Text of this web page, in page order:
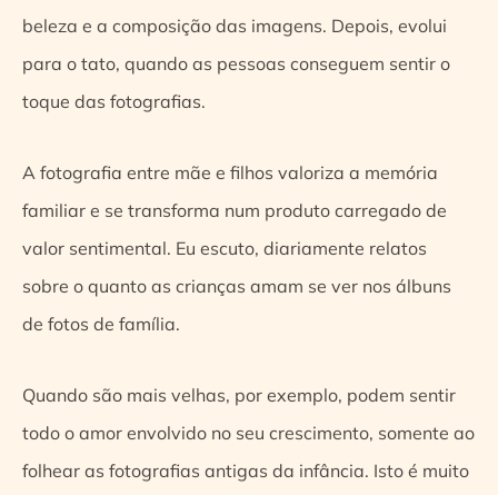
beleza e a composição das imagens. Depois, evolui
para o tato, quando as pessoas conseguem sentir o
toque das fotografias.
A fotografia entre mãe e filhos valoriza a memória
familiar e se transforma num produto carregado de
valor sentimental. Eu escuto, diariamente relatos
sobre o quanto as crianças amam se ver nos álbuns
de fotos de família.
Quando são mais velhas, por exemplo, podem sentir
todo o amor envolvido no seu crescimento, somente ao
folhear as fotografias antigas da infância. Isto é muito